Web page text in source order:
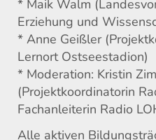
* Maik Walm
Erziehung und
* Anne Geißler
Lernort Ostseestadion)
* Moderation: Kristin
(Projektkoordinatorin
Fachanleiterin Radio
Alle aktiven